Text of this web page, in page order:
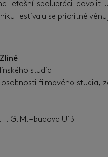
letošní spolupráci
festivalu se prioritně
studia
osobnosti filmového studia,
G. M. – budova U13